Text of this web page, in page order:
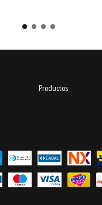
Productos